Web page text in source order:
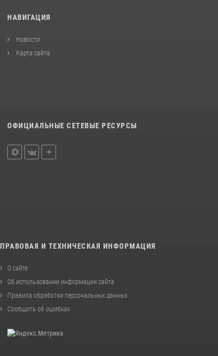
НАВИГАЦИЯ
Новости
Карта сайта
ОФИЦИАЛЬНЫЕ СЕТЕВЫЕ РЕСУРСЫ
ПРАВОВАЯ И ТЕХНИЧЕСКАЯ ИНФОРМАЦИЯ
О сайте
Об использовании информации сайта
Правила обработки персональных данных
Сообщить об ошибках